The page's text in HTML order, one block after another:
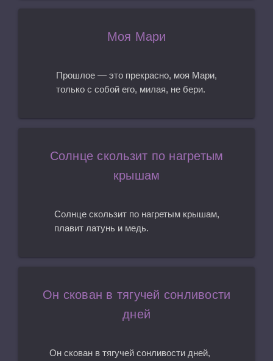
Моя Мари
Прошлое — это прекрасно, моя Мари,
только с собой его, милая, не бери.
Солнце скользит по нагретым
крышам
Солнце скользит по нагретым крышам,
плавит латунь и медь.
Он скован в тягучей сонливости
дней
Он скован в тягучей сонливости дней,